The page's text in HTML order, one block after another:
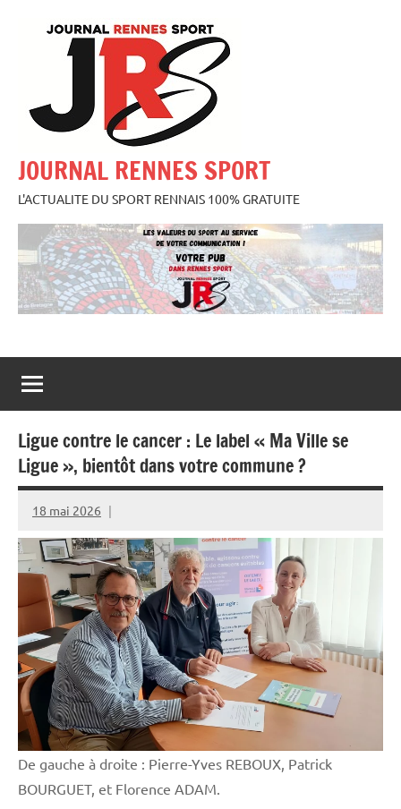
JOURNAL RENNES SPORT
L'ACTUALITE DU SPORT RENNAIS 100% GRATUITE
Ligue contre le cancer : Le label « Ma Ville se
Ligue », bientôt dans votre commune ?
18 mai 2026
Rédaction
JRS
De gauche à droite : Pierre-Yves REBOUX, Patrick
BOURGUET, et Florence ADAM.